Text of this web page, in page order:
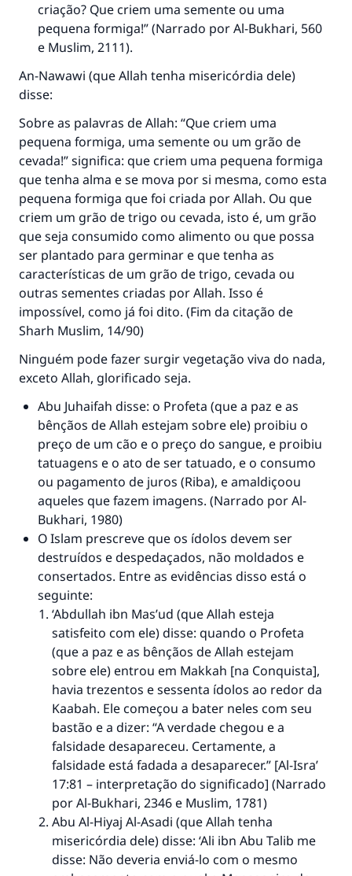
criação? Que criem uma semente ou uma
pequena formiga!” (Narrado por Al-Bukhari, 560
e Muslim, 2111).
An-Nawawi (que Allah tenha misericórdia dele)
disse:
Sobre as palavras de Allah: “Que criem uma
pequena formiga, uma semente ou um grão de
cevada!” significa: que criem uma pequena formiga
que tenha alma e se mova por si mesma, como esta
pequena formiga que foi criada por Allah. Ou que
criem um grão de trigo ou cevada, isto é, um grão
que seja consumido como alimento ou que possa
ser plantado para germinar e que tenha as
características de um grão de trigo, cevada ou
outras sementes criadas por Allah. Isso é
impossível, como já foi dito. (Fim da citação de
Sharh Muslim, 14/90)
Ninguém pode fazer surgir vegetação viva do nada,
exceto Allah, glorificado seja.
Abu Juhaifah disse: o Profeta (que a paz e as
bênçãos de Allah estejam sobre ele) proibiu o
preço de um cão e o preço do sangue, e proibiu
tatuagens e o ato de ser tatuado, e o consumo
ou pagamento de juros (Riba), e amaldiçoou
aqueles que fazem imagens. (Narrado por Al-
Bukhari, 1980)
O Islam prescreve que os ídolos devem ser
destruídos e despedaçados, não moldados e
consertados. Entre as evidências disso está o
seguinte:
‘Abdullah ibn Mas’ud (que Allah esteja
satisfeito com ele) disse: quando o Profeta
(que a paz e as bênçãos de Allah estejam
sobre ele) entrou em Makkah [na Conquista],
havia trezentos e sessenta ídolos ao redor da
Kaabah. Ele começou a bater neles com seu
bastão e a dizer: “A verdade chegou e a
falsidade desapareceu. Certamente, a
falsidade está fadada a desaparecer.” [Al-Isra’
17:81 – interpretação do significado] (Narrado
por Al-Bukhari, 2346 e Muslim, 1781)
Abu Al-Hiyaj Al-Asadi (que Allah tenha
misericórdia dele) disse: ‘Ali ibn Abu Talib me
disse: Não deveria enviá-lo com o mesmo
A resposta n° 110845 salvou um
casamento.
Ajude-nos a responder à Ummah
O Profeta ﷺ disse,
"Quem quer que incentive outros a fazer o
que é bom receberá a mesma recompensa
que aqueles que o fazem."
CONTRIBUIR